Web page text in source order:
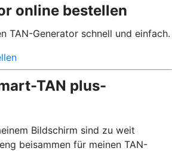
online bestellen
TAN-Generator schnell und einfach.
TAN plus-
Bildschirm sind zu weit
beisammen für meinen TAN-